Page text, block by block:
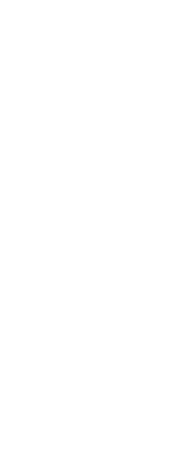
合理的律师费）
高级管理人员、
受损害。
明原因的情况下
您违反本 LSA
选择的付款方式
止后，您必须立
止作为试用版提
诺顿卫复客有理
则诺顿卫复客可
问和使用，恕不
您同意，《联合